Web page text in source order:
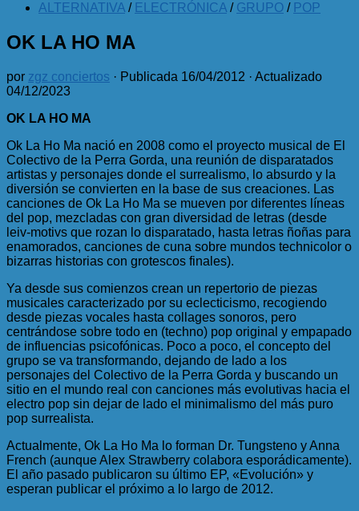
ALTERNATIVA / ELECTRÓNICA / GRUPO / POP
OK LA HO MA
por zgz conciertos · Publicada 16/04/2012 · Actualizado
04/12/2023
OK LA HO MA
Ok La Ho Ma nació en 2008 como el proyecto musical de El
Colectivo de la Perra Gorda, una reunión de disparatados
artistas y personajes donde el surrealismo, lo absurdo y la
diversión se convierten en la base de sus creaciones. Las
canciones de Ok La Ho Ma se mueven por diferentes líneas
del pop, mezcladas con gran diversidad de letras (desde
leiv-motivs que rozan lo disparatado, hasta letras ñoñas para
enamorados, canciones de cuna sobre mundos technicolor o
bizarras historias con grotescos finales).
Ya desde sus comienzos crean un repertorio de piezas
musicales caracterizado por su eclecticismo, recogiendo
desde piezas vocales hasta collages sonoros, pero
centrándose sobre todo en (techno) pop original y empapado
de influencias psicofónicas. Poco a poco, el concepto del
grupo se va transformando, dejando de lado a los
personajes del Colectivo de la Perra Gorda y buscando un
sitio en el mundo real con canciones más evolutivas hacia el
electro pop sin dejar de lado el minimalismo del más puro
pop surrealista.
Actualmente, Ok La Ho Ma lo forman Dr. Tungsteno y Anna
French (aunque Alex Strawberry colabora esporádicamente).
El año pasado publicaron su último EP, «Evolución» y
esperan publicar el próximo a lo largo de 2012.